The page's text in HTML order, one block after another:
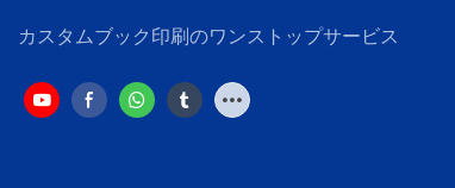
カスタムブック印刷のワンストップサービス